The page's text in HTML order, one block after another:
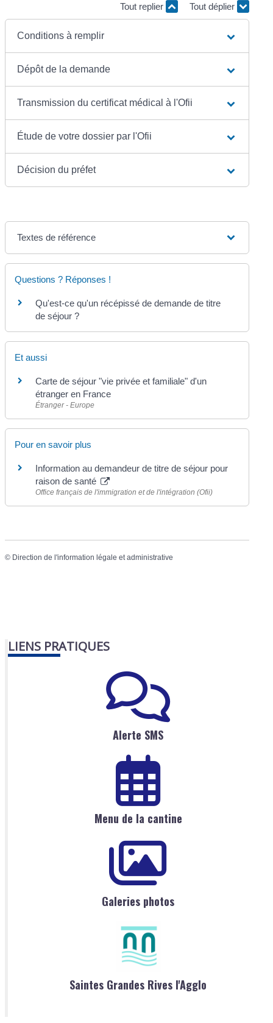
Tout replier Tout déplier
Conditions à remplir
Dépôt de la demande
Transmission du certificat médical à l'Ofii
Étude de votre dossier par l'Ofii
Décision du préfet
Textes de référence
Questions ? Réponses !
Qu'est-ce qu'un récépissé de demande de titre
de séjour ?
Et aussi
Carte de séjour "vie privée et familiale" d'un
étranger en France
Étranger - Europe
Pour en savoir plus
Information au demandeur de titre de séjour pour
raison de santé
Office français de l'immigration et de l'intégration (Ofii)
© Direction de l'information légale et administrative
LIENS PRATIQUES
Alerte SMS
Menu de la cantine
Galeries photos
Saintes Grandes Rives l'Agglo